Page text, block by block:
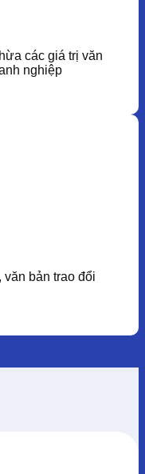
các giá trị văn
nghiệp
văn bản trao đổi